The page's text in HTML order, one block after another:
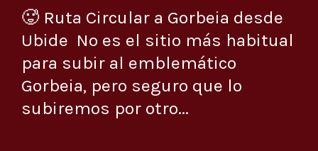
🥵 Ruta Circular a Gorbeia desde
Ubide No es el sitio más habitual
para subir al emblemático
Gorbeia, pero seguro que lo
subiremos por otro...